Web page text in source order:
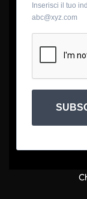
Inserisci il tuo
abc@xyz.com